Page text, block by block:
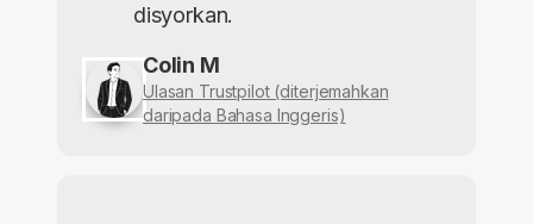
disyorkan.
Colin M
Ulasan Trustpilot (diterjemahkan
daripada Bahasa Inggeris)